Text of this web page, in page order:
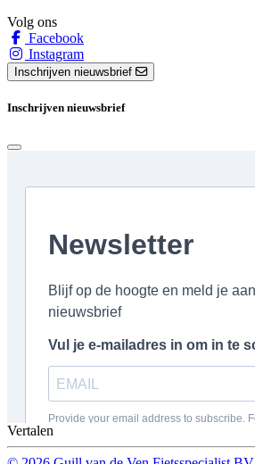
Volg ons
Facebook
Instagram
Inschrijven nieuwsbrief
Inschrijven nieuwsbrief
Vertalen